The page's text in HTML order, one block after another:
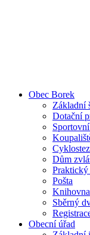
Obec Borek
Základní
Dotační
Dům
Praktický
Pošta
Knihovna
Sběrný
Obecní úřad